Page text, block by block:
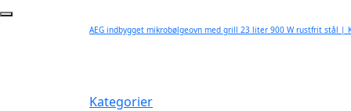
AEG indbygget mikrobølgeovn med grill 23 liter 900 W rustfrit stål |
Kategorier